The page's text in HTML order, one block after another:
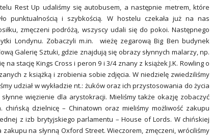
Rest Up udaliśmy się autobusem, a następnie metrem, które
punktualnością i szybkością. W hostelu czekała już na nas
zmęczeni podróżą, wszyscy udali się do pokoi. Następnego
Londynu. Zobaczyli m.in. wieżę zegarową Big Ben budynek
Galerię Sztuki, gdzie znajdują się obrazy słynnych malarzy, np.
stację Kings Cross i peron 9 i 3/4 znany z książek J.K. Rowling o
z książką i zrobienia sobie zdjęcia. W niedzielę zwiedziliśmy
udział w wykładzie nt.: żuków oraz ich przystosowania do życia
więzienie dla arystokracji. Mieliśmy także okazję zobaczyć
dzielnicę – Chinatown oraz mieliśmy możliwość zakupu
z izb brytyjskiego parlamentu – House of Lords. W chińskiej
na słynną Oxford Street. Wieczorem, zmęczeni, wróciliśmy